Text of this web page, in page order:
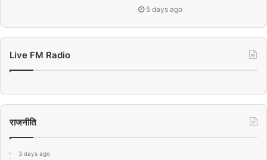
5 days ago
Live FM Radio
राजनीति
3 days ago